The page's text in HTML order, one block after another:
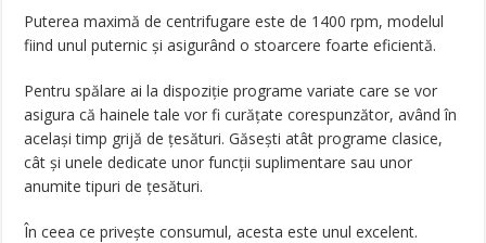
Puterea maximă de centrifugare este de 1400 rpm, modelul
fiind unul puternic și asigurând o stoarcere foarte eficientă.
Pentru spălare ai la dispoziție programe variate care se vor
asigura că hainele tale vor fi curățate corespunzător, având în
același timp grijă de țesături. Găsești atât programe clasice,
cât și unele dedicate unor funcții suplimentare sau unor
anumite tipuri de țesături.
În ceea ce privește consumul, acesta este unul excelent.